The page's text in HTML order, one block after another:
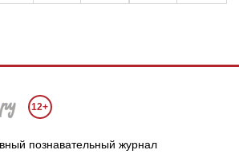
12+
познавательный журнал